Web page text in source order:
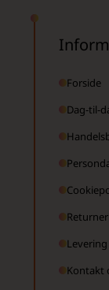
Forside
Dag-til-
Levering
Kontakt